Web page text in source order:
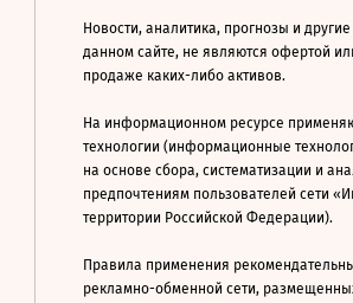
Новости, аналитика, прогнозы и
данном сайте, не являются офертой
продаже каких-либо активов.
На информационном ресурсе
технологии (информационные
на основе сбора, систематизации и
предпочтениям пользователей сети
территории Российской Федерации).
Правила применения
рекламно-обменной сети,